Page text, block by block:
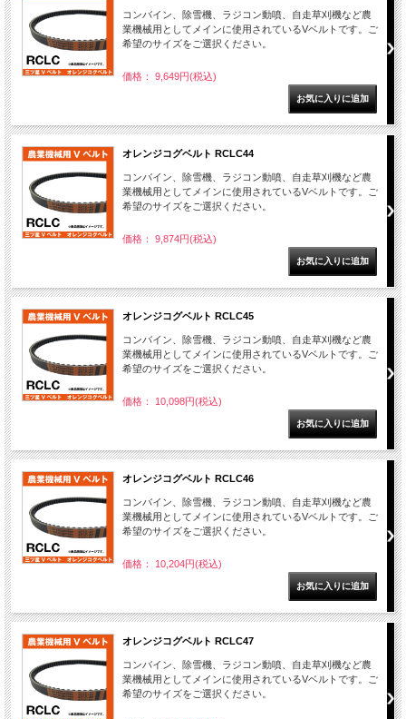
コンバイン、除雪機、ラジコン動噴、自走草刈機など農
業機械用としてメインに使用されているVベルトです。ご
希望のサイズをご選択ください。
価格： 9,649円(税込)
オレンジコグベルト RCLC44
コンバイン、除雪機、ラジコン動噴、自走草刈機など農
業機械用としてメインに使用されているVベルトです。ご
希望のサイズをご選択ください。
価格： 9,874円(税込)
オレンジコグベルト RCLC45
コンバイン、除雪機、ラジコン動噴、自走草刈機など農
業機械用としてメインに使用されているVベルトです。ご
希望のサイズをご選択ください。
価格： 10,098円(税込)
オレンジコグベルト RCLC46
コンバイン、除雪機、ラジコン動噴、自走草刈機など農
業機械用としてメインに使用されているVベルトです。ご
希望のサイズをご選択ください。
価格： 10,204円(税込)
オレンジコグベルト RCLC47
コンバイン、除雪機、ラジコン動噴、自走草刈機など農
業機械用としてメインに使用されているVベルトです。ご
希望のサイズをご選択ください。